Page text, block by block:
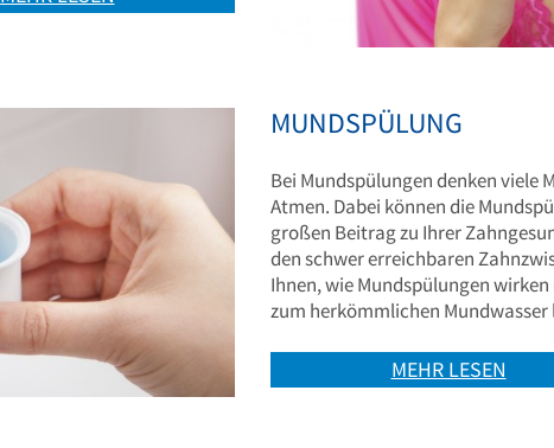
MUNDSPÜLUNG
Bei Mundspülungen denken viele
Atmen. Dabei können die
großen Beitrag zu Ihrer
den schwer erreichbaren
Ihnen, wie Mundspülungen
zum herkömmlichen Mundwasser
MEHR LESEN